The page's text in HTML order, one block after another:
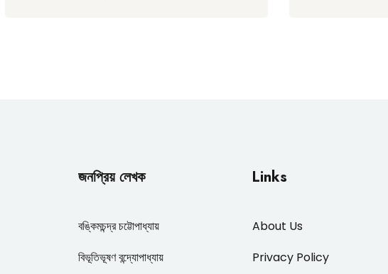
জনপ্রিয় লেখক
বঙ্কিমচন্দ্র চট্টোপাধ্যায়
বিভূতিভূষণ বন্দ্যোপাধ্যায়
Links
About Us
Privacy Policy